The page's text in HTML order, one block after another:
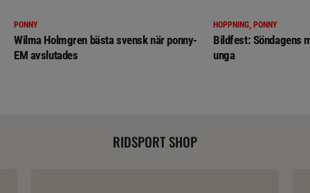
PONNY
Wilma Holmgren bästa svensk när ponny-
EM avslutades
HOPPNING, PONNY
Bildfest: Söndagens
unga
RIDSPORT SHOP